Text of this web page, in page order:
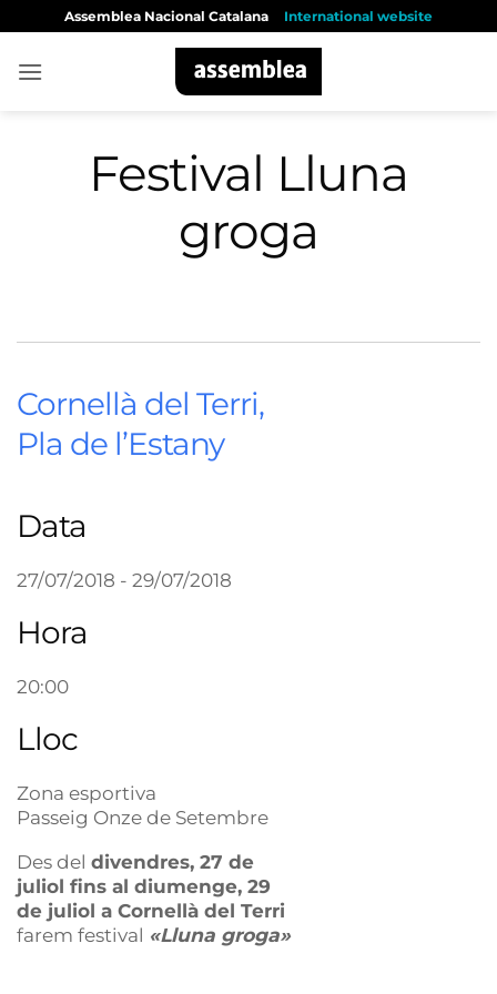
content
Assemblea Nacional Catalana International website
Festival Lluna
groga
Cornellà del Terri,
Pla de l’Estany
Data
27/07/2018 - 29/07/2018
Hora
20:00
Lloc
Zona esportiva
Passeig Onze de Setembre
Des del divendres, 27 de
juliol fins al diumenge, 29
de juliol a Cornellà del Terri
farem festival «Lluna groga»